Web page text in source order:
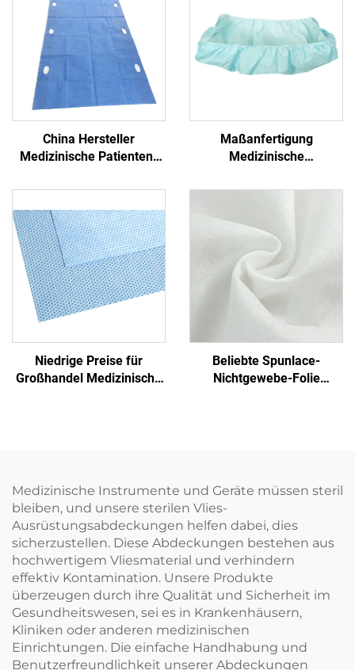
China Hersteller
Medizinische Patienten-
Transfer-Blatt mit Griff
Maßanfertigung
Medizinische
PP+PE Einmalbetttücher
Einmalblaues
Krankenhaus
Einmalbetttuch
Niedrige Preise für
Großhandel Medizinische
Beliebte Spunlace-
Nichtgewebe-Folie
Medizinische Instrumente und Geräte müssen steril
bleiben, und unsere sterilen Vlies-
Ausrüstungsabdeckungen helfen dabei, dies
sicherzustellen. Diese Abdeckungen bestehen aus
hochwertigem Vliesmaterial und verhindern
effektiv Kontamination. Unsere Produkte
überzeugen durch ihre Qualität und Sicherheit im
Gesundheitswesen, sei es in Krankenhäusern,
Kliniken oder anderen medizinischen
Einrichtungen. Die einfache Handhabung und
Benutzerfreundlichkeit unserer Abdeckungen